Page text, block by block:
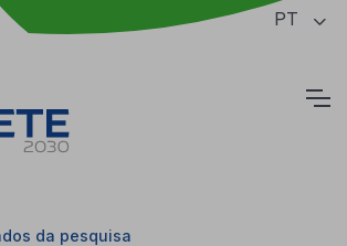
principal da página PT
da pesquisa